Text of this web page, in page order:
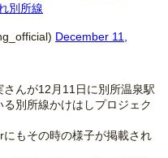
別所線
December 11,
んが12月11日に別所温泉駅
別所線かけはしプロジェク
もその時の様子が掲載され